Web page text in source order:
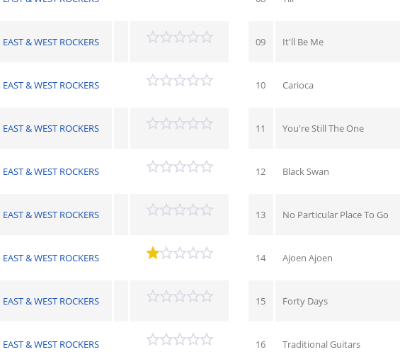
EAST & WEST ROCKERS
EAST & WEST ROCKERS
EAST & WEST ROCKERS
EAST & WEST ROCKERS
EAST & WEST ROCKERS
EAST & WEST ROCKERS
EAST & WEST ROCKERS
EAST & WEST ROCKERS
09 It'll Be Me
10 Carioca
11 You're Still The One
12 Black Swan
13 No Particular Place To Go
14 Ajoen Ajoen
15 Forty Days
16 Traditional Guitars